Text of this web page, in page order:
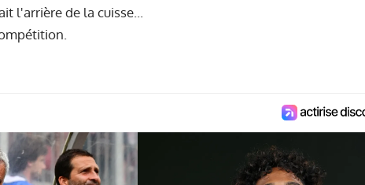
l'arrière de la cuisse...